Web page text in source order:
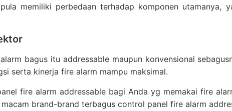
memiliki perbedaan terhadap komponen utamanya,
bagus itu addressable maupun konvensional
serta kinerja fire alarm mampu maksimal.
fire alarm addressable bagi Anda yg memakai fire
brand-brand terbagus control panel fire alarm